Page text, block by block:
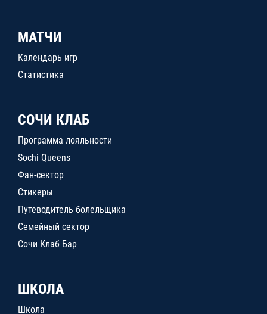
МАТЧИ
Календарь игр
Статистика
СОЧИ КЛАБ
Программа лояльности
Sochi Queens
Фан-сектор
Стикеры
Путеводитель болельщика
Семейный сектор
Сочи Клаб Бар
ШКОЛА
Школа